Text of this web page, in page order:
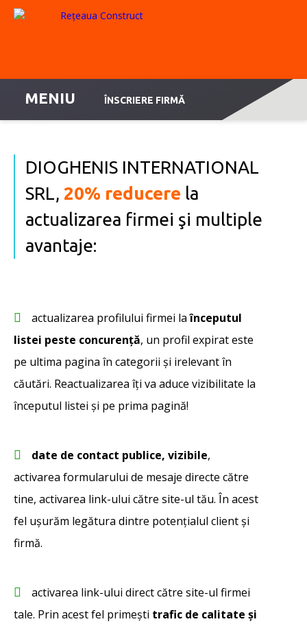
MENIU ÎNSCRIERE FIRMĂ
DIOGHENIS INTERNATIONAL
SRL, 20% reducere la
actualizarea firmei şi multiple
avantaje:
actualizarea profilului firmei laînceputul
listei peste concurență, un profil expirat este
pe ultima pagina în categorii și irelevant în
căutări. Reactualizarea îți va aduce vizibilitate la
începutul listei și pe prima pagină!
date de contact publice, vizibile,
activarea formularului de mesaje directe către
tine, activarea link-ului către site-ul tău. În acest
fel ușurăm legătura dintre potențialul client și
firmă.
activarea link-ului direct către site-ul firmei
tale. Prin acest fel primești trafic de calitate și